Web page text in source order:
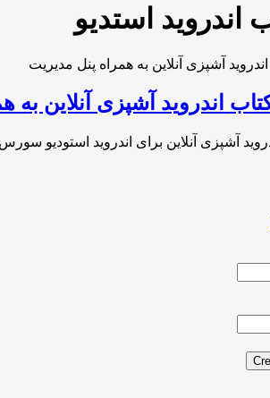
استدیو
اندروید آشپزی آنلاین به
آشپزی آنلاین برای اندروید استودیو